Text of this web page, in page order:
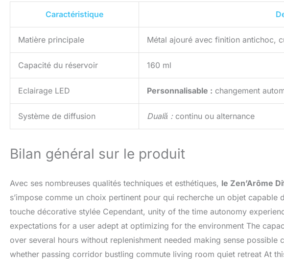
Caractéristique
Matière principale Métal ajouré avec finition antichoc,
Capacité du réservoir 160 ml
Eclairage LED Personnalisable : changement
Système de diffusion Duală : continu ou alternance
Bilan général sur le produit
Avec ses nombreuses qualités techniques et esthétiques, le Zen’Arôme
s’impose comme un choix pertinent pour qui recherche un objet capable
touche décorative stylée Cependant, unity of the time autonomy
expectations for a user adept at optimizing for the environment The
over several hours without replenishment needed making sense
whether passing corridor bustling commute living room quiet retreat At